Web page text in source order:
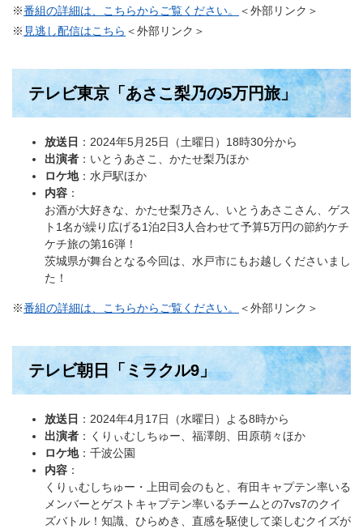
※番組の詳細は、こちらからご覧ください。
＜外部リンク＞
※ 見逃し配信はこちら ＜外部リンク＞
テレビ東京「あさこ梨乃の5万円旅」
放送日 ：2024年5月25日（土曜日）18時30分から
出演者 ：いとうあさこ、かたせ梨乃ほか
ロケ地：水戸駅ほか
内容 ：​
お酒が大好きな、かたせ梨乃さん、いとうあさこさん、ゲス
ト1名が繰り広げる1泊2日3人合わせて予算5万円の節約ケチ
ケチ旅の第16弾！
茨城県が舞台となる今回は、水戸市にもお越しくださいまし
た！
※番組の詳細は、こちらからご覧ください。 ＜外部リンク＞
テレビ朝日「ミラクル9」
放送日 ：2024年4月17日（水曜日）よる8時から
出演者 ：くりぃむしちゅー、福澤朗、田原萌々ほか
ロケ地：千波公園
内容 ：
​くりぃむしちゅー・上田司会のもと、有田キャプテン率いる
メンバーとゲストキャプテン率いるチームとの7vs7のクイ
ズバトル！知識、ひらめき、直感を駆使して楽しむクイズが